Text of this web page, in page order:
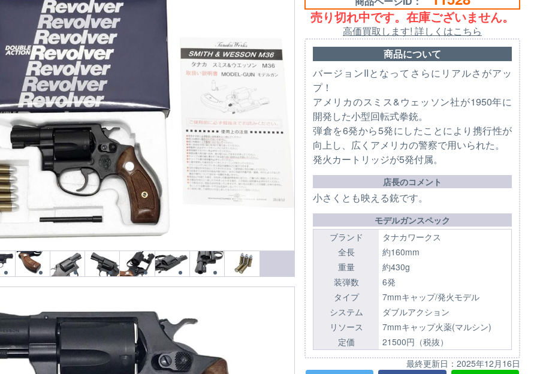
売り切れ中です。在庫ございません。
高価買取します! 詳しくはこちら
商品について
バージョンIIとなってさらにリアルさがアッ
プ！
アメリカのスミス&ウェッソン社が1950年に
開発した小型回転式拳銃。
弾倉を6発から5発にしたことにより携行性が
向上し、広くアメリカの警察で用いられた。
発火カートリッジが5発付属。
店長のコメント
小さくとも映える銃です。
モデルガンスペック
ブランド
タナカワークス
全長
約160mm
重量
約430g
装弾数
6発
タイプ
7mmキャップ/発火モデル
システム
ダブルアクション
リソース
7mmキャップ火薬(マルシン)
定価
21500円（税抜）
最終更新日： 2025年12月16日